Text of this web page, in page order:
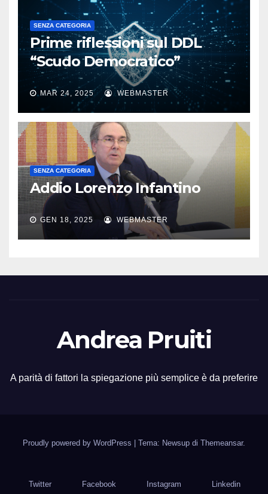
SENZA CATEGORIA
Prime riflessioni sul DDL
“Scudo Democratico”
MAR 24, 2025 WEBMASTER
SENZA CATEGORIA
Addio Lorenzo Infantino
GEN 18, 2025 WEBMASTER
Andrea Pruiti
A parità di fattori la spiegazione più semplice è da preferire
Proudly powered by WordPress Tema: Newsup di Themeansar.
Twitter Facebook Instagram Linkedin